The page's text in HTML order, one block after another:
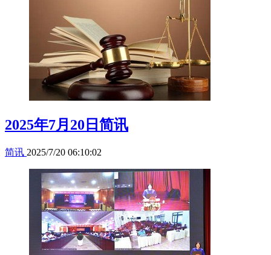
2025年7月20日简讯
简讯 2025/7/20 06:10:02